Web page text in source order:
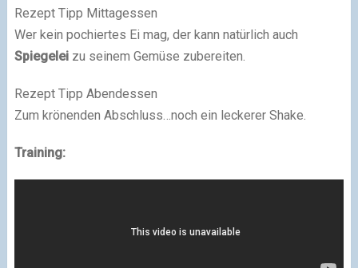
Rezept Tipp Mittagessen
Wer kein pochiertes Ei mag, der kann natürlich auch
Spiegeleizu seinem Gemüse zubereiten.
Rezept Tipp Abendessen
Zum krönenden Abschluss…noch ein leckerer Shake.
Training: